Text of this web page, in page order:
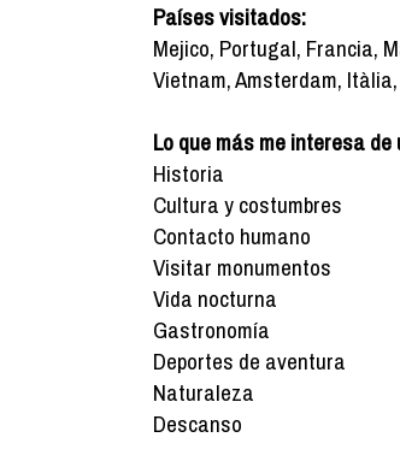
Países visitados:
Mejico, Portugal, Francia,
Vietnam, Amsterdam,
Lo que más me interesa de
Historia
Cultura y costumbres
Contacto humano
Visitar monumentos
Vida nocturna
Gastronomía
Deportes de aventura
Naturaleza
Descanso